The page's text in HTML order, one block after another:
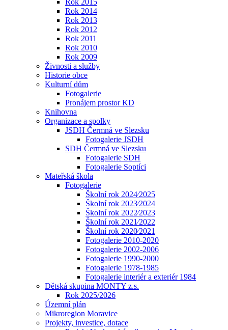
Rok 2015
Rok 2014
Rok 2013
Rok 2012
Rok 2011
Rok 2010
Rok 2009
Živnosti a služby
Historie obce
Kulturní dům
Fotogalerie
Pronájem prostor KD
Knihovna
Organizace a spolky
JSDH Čermná ve Slezsku
Fotogalerie JSDH
SDH Čermná ve Slezsku
Fotogalerie SDH
Fotogalerie Soptíci
Mateřská škola
Fotogalerie
Školní rok 2024⁄2025
Školní rok 2023⁄2024
Školní rok 2022⁄2023
Školní rok 2021⁄2022
Školní rok 2020⁄2021
Fotogalerie 2010-2020
Fotogalerie 2002-2006
Fotogalerie 1990-2000
Fotogalerie 1978-1985
Fotogalerie interiér a exteriér 1984
Dětská skupina MONTY z.s.
Rok 2025/2026
Územní plán
Mikroregion Moravice
Projekty, investice, dotace